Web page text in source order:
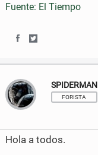
Fuente: El Tiempo
h
a
r
e
h
a
r
e
SPIDERMAN
FORISTA
Hola a todos.